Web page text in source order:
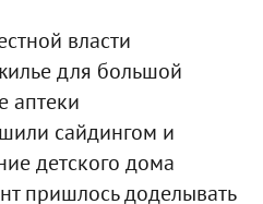
власти
для большой
аптеки
сайдингом и
детского дома
пришлось доделывать